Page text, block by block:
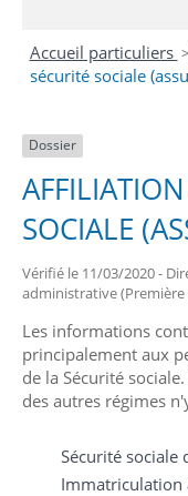
Accueil particuliers >
sécurité sociale
Dossier
SOCIALE
Vérifié le 11/03/2020 -
administrative
Les informations
principalement aux
de la Sécurité
des autres régimes
Sécurité sociale
Immatriculation